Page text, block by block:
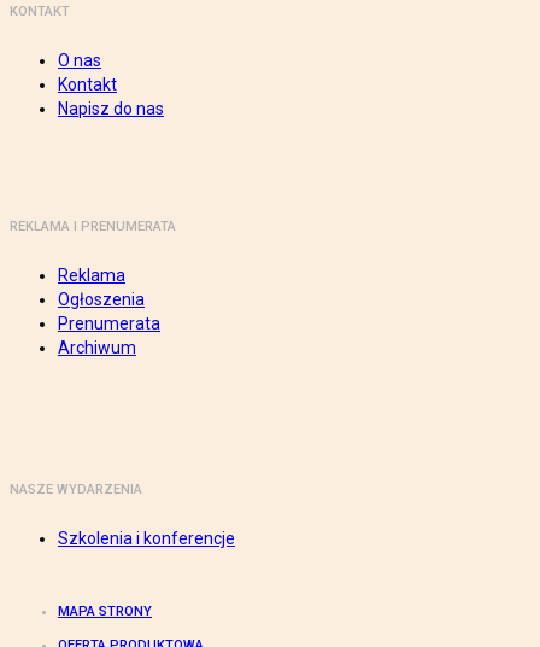
KONTAKT
O nas
Kontakt
Napisz do nas
REKLAMA I PRENUMERATA
Reklama
Ogłoszenia
Prenumerata
Archiwum
NASZE WYDARZENIA
Szkolenia i konferencje
MAPA STRONY